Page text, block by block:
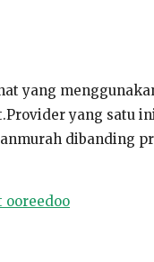
yang
yang satu
dibanding